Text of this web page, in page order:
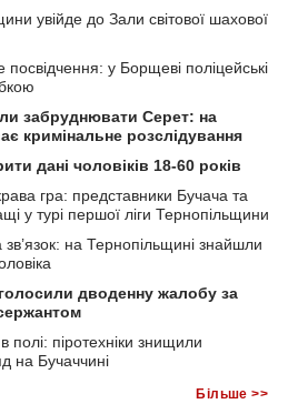
увійде до Зали світової шахової
у Борщеві поліцейські
забруднювати Серет: на
кримінальне розслідування
дані чоловіків 18-60 років
гра: представники Бучача та
у турі першої ліги Тернопільщини
на Тернопільщині знайшли
дводенну жалобу за
полі: піротехніки знищили
на Бучаччині
Більше >>